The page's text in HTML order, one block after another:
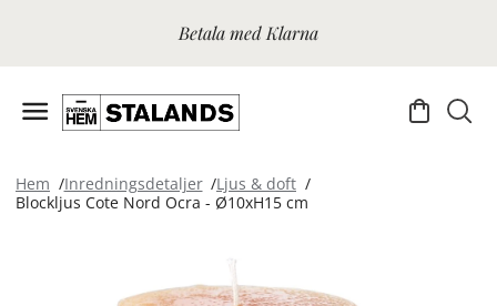
Betala med Klarna
Hem Inredningsdetaljer
Ljus & doft
Blockljus Cote Nord Ocra - Ø10xH15 cm